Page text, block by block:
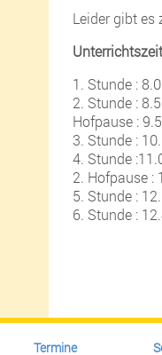
Leider gibt es
1. Stunde :
2. Stunde :
Hofpause :
3. Stunde :
4. Stunde
2. Hofpause :
5. Stunde :
6. Stunde :
Termine